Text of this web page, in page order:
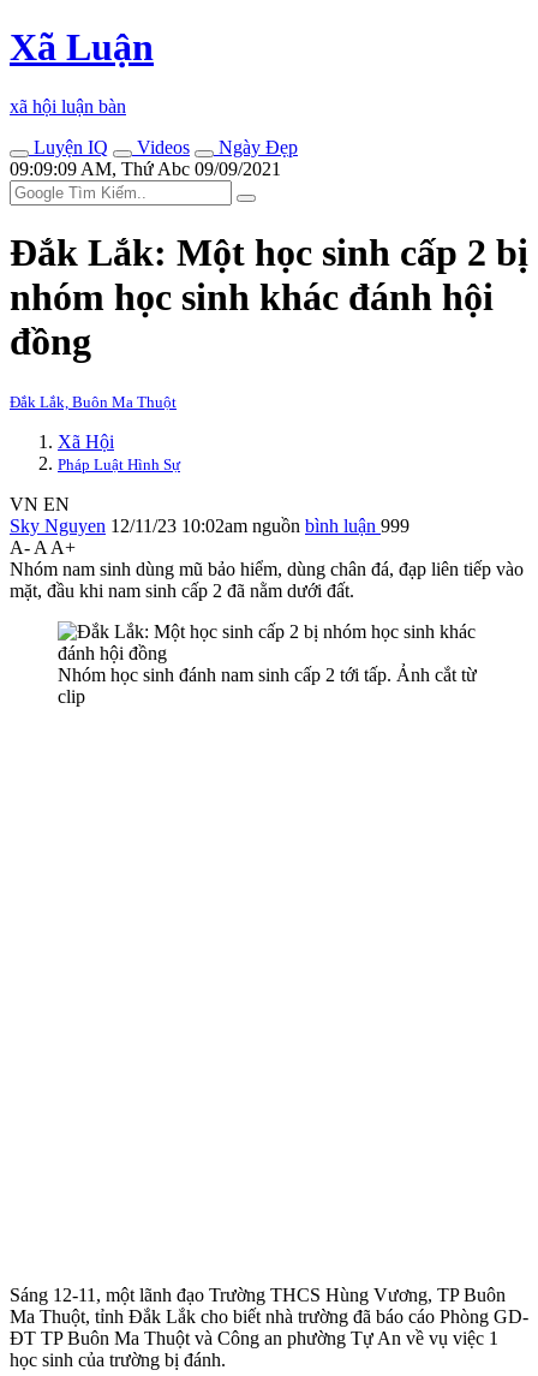
Xã Luận
xã hội luận bàn
Luyện IQ
Videos
Ngày Đẹp
09:09:09 AM, Thứ Abc 09/09/2021
Đắk Lắk: Một học sinh cấp 2 bị
nhóm học sinh khác đánh hội
đồng
Đắk Lắk, Buôn Ma Thuột
Xã Hội
Pháp Luật Hình Sự
VN EN
Sky Nguyen 12/11/23 10:02am nguồn bình luận 999
A- A A+
Nhóm nam sinh dùng mũ bảo hiểm, dùng chân đá, đạp liên tiếp vào
mặt, đầu khi nam sinh cấp 2 đã nằm dưới đất.
Nhóm học sinh đánh nam sinh cấp 2 tới tấp. Ảnh cắt từ
clip
Sáng 12-11, một lãnh đạo Trường THCS Hùng Vương, TP Buôn
Ma Thuột, tỉnh Đắk Lắk cho biết nhà trường đã báo cáo Phòng GD-
ĐT TP Buôn Ma Thuột và Công an phường Tự An về vụ việc 1
học sinh của trường bị đánh.